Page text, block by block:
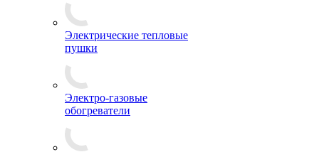
Электрические тепловые
пушки
Электро-газовые
обогреватели